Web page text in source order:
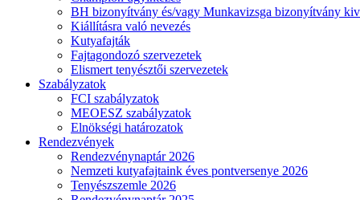
BH bizonyítvány és/vagy Munkavizsga bizonyítvány
Kiállításra való nevezés
Kutyafajták
Fajtagondozó szervezetek
Elismert tenyésztői szervezetek
Szabályzatok
FCI szabályzatok
MEOESZ szabályzatok
Elnökségi határozatok
Rendezvények
Rendezvénynaptár 2026
Nemzeti kutyafajtaink éves pontversenye 2026
Tenyészszemle 2026